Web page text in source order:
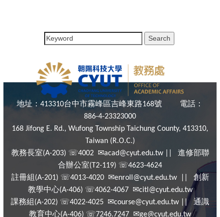
地址： 413310台中市霧峰區吉峰東路168號 電話：
886-4-23323000
168 Jifong E. Rd., Wufong Township Taichung County, 413310,
Taiwan (R.O.C.)
教務長室(A-203) ☏4002 ✉acad@cyut.edu.tw || 進修部聯
合辦公室(T2-119) ☏4623-4624
註冊組 (A-201) ☏4013-4020 ✉enroll@cyut.edu.tw || 創新
教學中心(A-406) ☏4062-4067 ✉citl@cyut.edu.tw
課務組 (A-202) ☏4022-4025 ✉course@cyut.edu.tw || 通識
教育中心(A-406) ☏7246.7247 ✉ge@cyut.edu.tw